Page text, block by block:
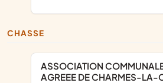
CHASSE
ASSOCIATION COMMUNALE DE CHASSE
AGREEE DE CHARMES-LA-